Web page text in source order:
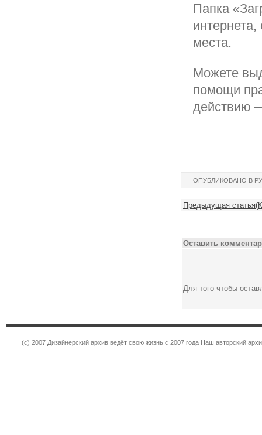
Папка
места.
Можете
помощи
действию
ОПУБЛИКОВАНО В
Предыдущая
Оставить
Для того чтобы
(c) 2007 Дизайнерский архив ведёт свою жизнь с 2007 года Наш авторский